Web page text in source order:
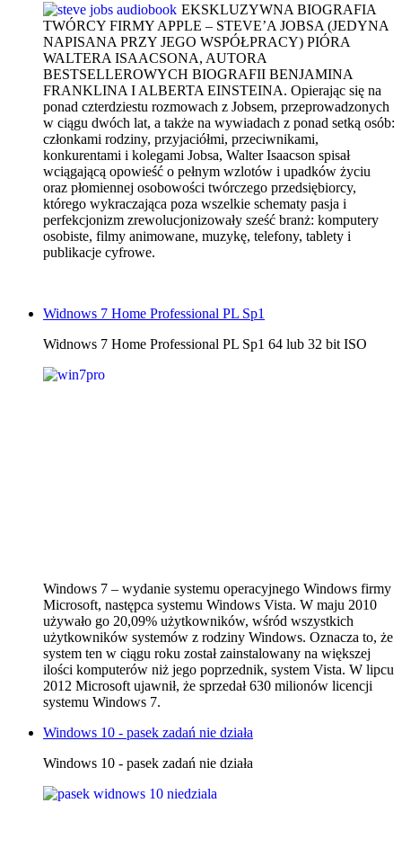
EKSKLUZYWNA BIOGRAFIA
TWÓRCY FIRMY APPLE – STEVE’A JOBSA (JEDYNA
NAPISANA PRZY JEGO WSPÓŁPRACY) PIÓRA
WALTERA ISAACSONA, AUTORA
BESTSELLEROWYCH BIOGRAFII BENJAMINA
FRANKLINA I ALBERTA EINSTEINA. Opierając się na
ponad czterdziestu rozmowach z Jobsem, przeprowadzonych
w ciągu dwóch lat, a także na wywiadach z ponad setką osób:
członkami rodziny, przyjaciółmi, przeciwnikami,
konkurentami i kolegami Jobsa, Walter Isaacson spisał
wciągającą opowieść o pełnym wzlotów i upadków życiu
oraz płomiennej osobowości twórczego przedsiębiorcy,
którego wykraczająca poza wszelkie schematy pasja i
perfekcjonizm zrewolucjonizowały sześć branż: komputery
osobiste, filmy animowane, muzykę, telefony, tablety i
publikacje cyfrowe.
Widnows 7 Home Professional PL Sp1
Widnows 7 Home Professional PL Sp1 64 lub 32 bit ISO
Windows 7 – wydanie systemu operacyjnego Windows firmy
Microsoft, następca systemu Windows Vista. W maju 2010
używało go 20,09% użytkowników, wśród wszystkich
użytkowników systemów z rodziny Windows. Oznacza to, że
system ten w ciągu roku został zainstalowany na większej
ilości komputerów niż jego poprzednik, system Vista. W lipcu
2012 Microsoft ujawnił, że sprzedał 630 milionów licencji
systemu Windows 7.
Windows 10 - pasek zadań nie działa
Windows 10 - pasek zadań nie działa